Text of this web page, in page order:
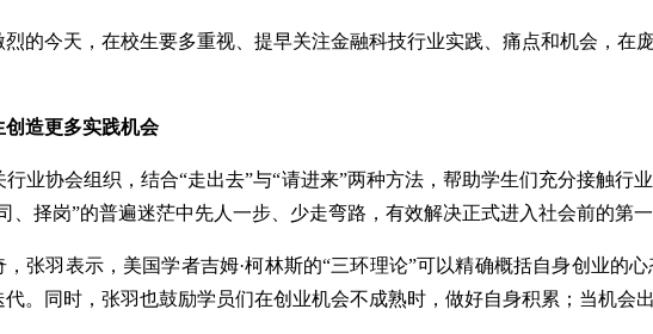
的今天，在校生要多重视、提早关注金融科技行业实践、痛点和机会，在
造更多实践机会
业协会组织，结合“走出去”与“请进来”两种方法，帮助学生们充分接触
、择岗”的普遍迷茫中先人一步、少走弯路，有效解决正式进入社会前的第一
张羽表示，美国学者吉姆·柯林斯的“三环理论”可以精确概括自身创业的
。同时，张羽也鼓励学员们在创业机会不成熟时，做好自身积累；当机会